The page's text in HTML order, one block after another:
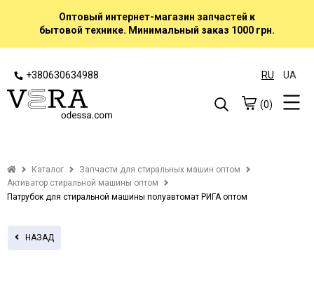
Оптовый интернет-магазин запчастей к
бытовой технике. Минимальный заказ 1000 грн.
+380630634988 RU UA
(0)
Каталог
Запчасти для стиральных машин оптом
Активатор стиральной машины оптом
Патрубок для стиральной машины полуавтомат РИГА оптом
НАЗАД